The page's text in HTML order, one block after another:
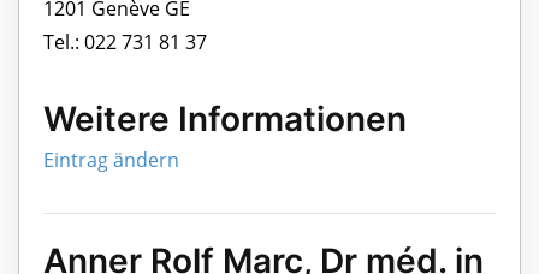
1201 Genève GE
Tel.: 022 731 81 37
Weitere Informationen
Eintrag ändern
Anner Rolf Marc, Dr méd. in